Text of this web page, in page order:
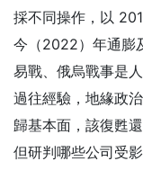
採不同操作，以
今（2022）年通膨
易戰、俄烏戰事是
過往經驗，地緣政
歸基本面，該復甦
但研判哪些公司受